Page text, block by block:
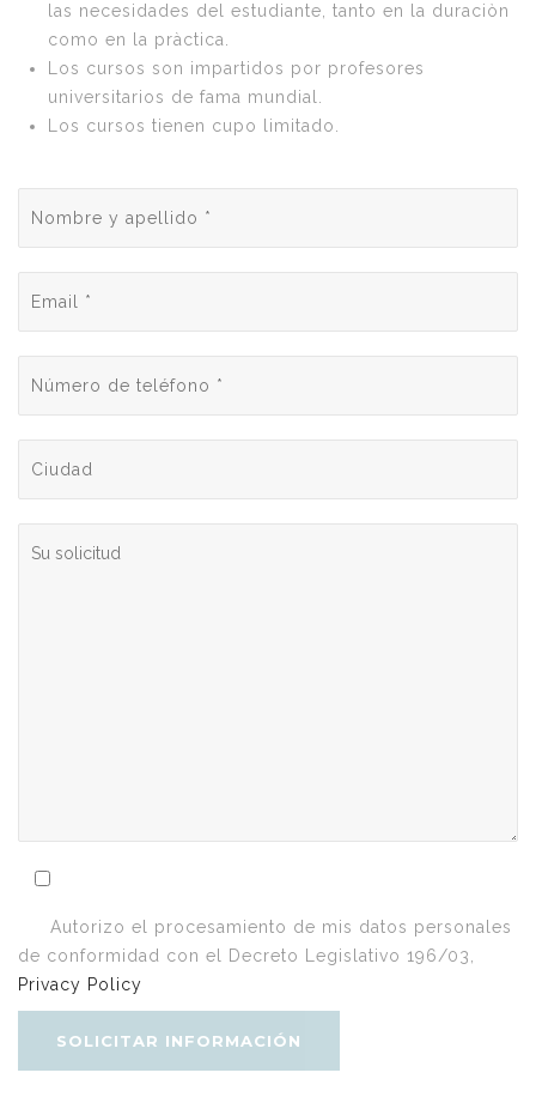
las necesidades del estudiante, tanto en la duraciòn
como en la pràctica.
Los cursos son impartidos por profesores
universitarios de fama mundial.
Los cursos tienen cupo limitado.
Autorizo el procesamiento de mis datos personales
de conformidad con el Decreto Legislativo 196/03,
Privacy Policy